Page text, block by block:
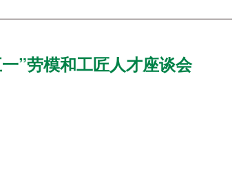
”劳模和工匠人才座谈会